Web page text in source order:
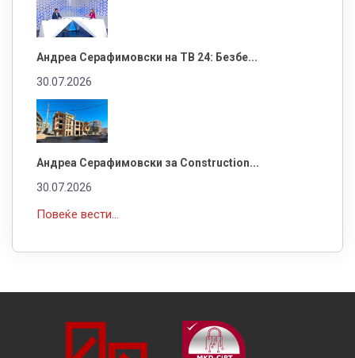
Андреа Серафимовски на ТВ 24: Безбе...
30.07.2026
Андреа Серафимовски за Construction...
30.07.2026
Повеќе вести...